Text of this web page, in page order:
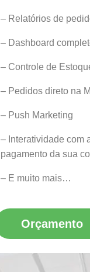
– Relatórios de
– Dashboard
– Controle de
– Pedidos direto na
– Push Marketing
– Interatividade com
pagamento da sua
– E muito mais…
Orçamento